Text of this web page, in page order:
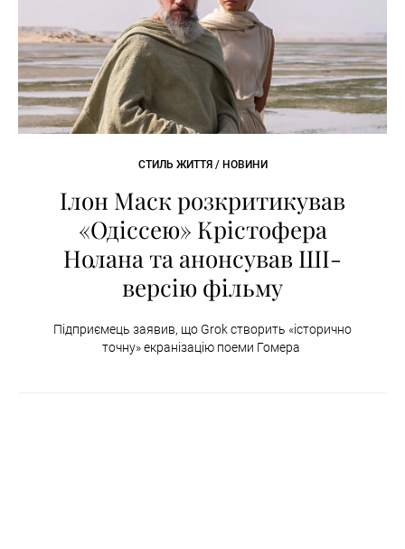
СТИЛЬ ЖИТТЯ / НОВИНИ
Ілон Маск розкритикував
«Одіссею» Крістофера
Нолана та анонсував ШІ-
версію фільму
Підприємець заявив, що Grok створить «історично
точну» екранізацію поеми Гомера